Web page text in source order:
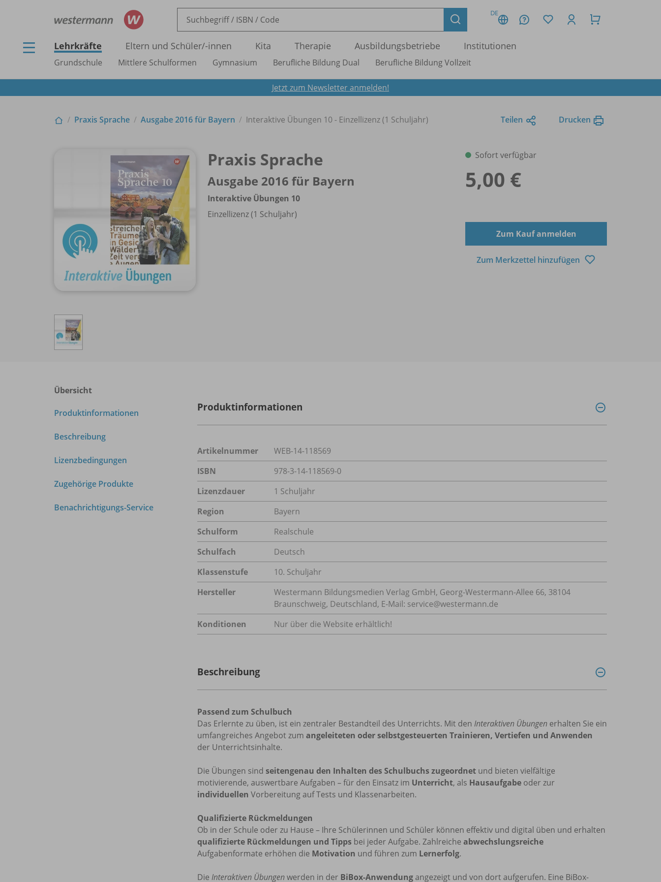
DE
Lehrkräfte Eltern und Schüler/-innen Kita Therapie Ausbildungsbetriebe Institutionen
Grundschule Mittlere Schulformen Gymnasium Berufliche Bildung Dual Berufliche Bildung Vollzeit
Jetzt zum Newsletter anmelden!
Praxis Sprache Ausgabe 2016 für Bayern Interaktive Übungen 10 - Einzellizenz (1 Schuljahr) Teilen Drucken
Praxis Sprache
Ausgabe 2016 für Bayern
Interaktive Übungen 10
Einzellizenz (1 Schuljahr)
Sofort verfügbar
5,00 €
Zum Kauf anmelden
Zum Merkzettel hinzufügen
Übersicht
Produktinformationen
Beschreibung
Lizenzbedingungen
Zugehörige Produkte
Benachrichtigungs-Service
Produktinformationen
Artikelnummer
WEB-14-118569
ISBN
978-3-14-118569-0
Lizenzdauer
1 Schuljahr
Region
Bayern
Schulform
Realschule
Schulfach
Deutsch
Klassenstufe
10. Schuljahr
Hersteller
Westermann Bildungsmedien Verlag GmbH, Georg-Westermann-Allee 66, 38104
Braunschweig, Deutschland, E-Mail: service@westermann.de
Konditionen
Nur über die Website erhältlich!
Beschreibung
Passend zum Schulbuch
Das Erlernte zu üben, ist ein zentraler Bestandteil des Unterrichts. Mit den Interaktiven Übungen erhalten Sie ein
umfangreiches Angebot zum angeleiteten oder selbstgesteuerten Trainieren, Vertiefen und Anwenden
der Unterrichtsinhalte.
Die Übungen sind seitengenau den Inhalten des Schulbuchs zugeordnet und bieten vielfältige
motivierende, auswertbare Aufgaben – für den Einsatz im Unterricht, als Hausaufgabe oder zur
individuellen Vorbereitung auf Tests und Klassenarbeiten.
Qualifizierte Rückmeldungen
Ob in der Schule oder zu Hause – Ihre Schülerinnen und Schüler können effektiv und digital üben und erhalten
qualifizierte Rückmeldungen und Tipps bei jeder Aufgabe. Zahlreiche abwechslungsreiche
Aufgabenformate erhöhen die Motivation und führen zum Lernerfolg.
Die Interaktiven Übungenwerden in der BiBox-Anwendung angezeigt und von dort aufgerufen. Eine BiBox-